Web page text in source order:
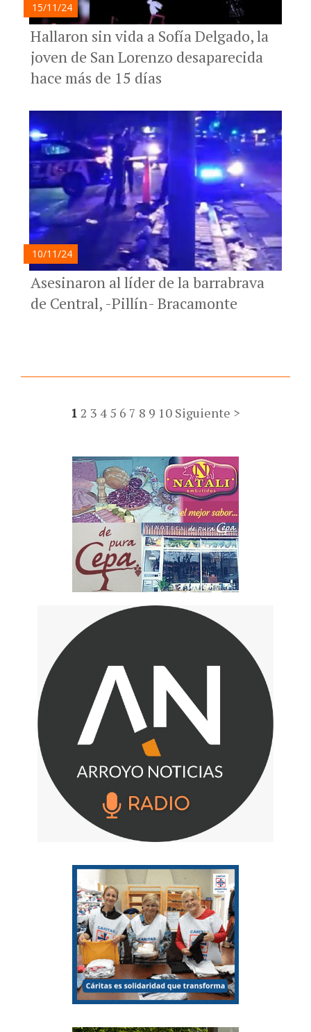
15/11/24
Hallaron sin vida a Sofía Delgado, la
joven de San Lorenzo desaparecida
hace más de 15 días
10/11/24
Asesinaron al líder de la barrabrava
de Central, -Pillín- Bracamonte
1 2 3 4 5 6 7 8 9 10 Siguiente >